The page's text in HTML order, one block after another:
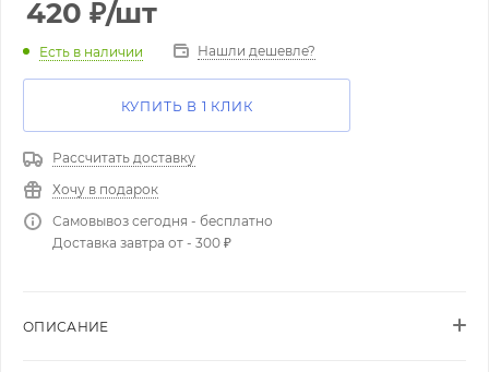
420 ₽/шт
Есть в наличии Нашли дешевле?
КУПИТЬ В 1 КЛИК
Рассчитать доставку
Хочу в подарок
Самовывоз сегодня - бесплатно
Доставка завтра от - 300 ₽
ОПИСАНИЕ